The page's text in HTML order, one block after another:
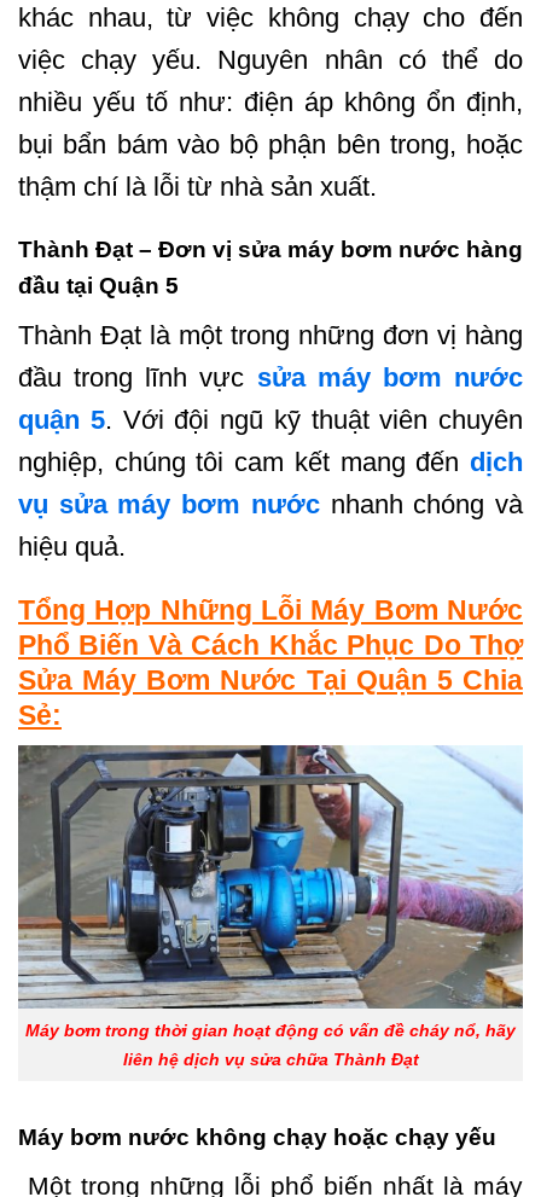
khác nhau, từ việc không chạy cho đến
việc chạy yếu. Nguyên nhân có thể do
nhiều yếu tố như: điện áp không ổn định,
bụi bẩn bám vào bộ phận bên trong, hoặc
thậm chí là lỗi từ nhà sản xuất.
Thành Đạt – Đơn vị sửa máy bơm nước hàng
đầu tại Quận 5
Thành Đạt là một trong những đơn vị hàng
đầu trong lĩnh vực sửa máy bơm nước
quận 5. Với đội ngũ kỹ thuật viên chuyên
nghiệp, chúng tôi cam kết mang đến dịch
vụ sửa máy bơm nướcnhanh chóng và
hiệu quả.
Tổng Hợp Những Lỗi Máy Bơm Nước
Phổ Biến Và Cách Khắc Phục Do Thợ
Sửa Máy Bơm Nước Tại Quận 5 Chia
Sẻ:
Máy bơm trong thời gian hoạt động có vấn đề cháy nổ, hãy
liên hệ dịch vụ sửa chữa Thành Đạt
Máy bơm nước không chạy hoặc chạy yếu
Một trong những lỗi phổ biến nhất là máy